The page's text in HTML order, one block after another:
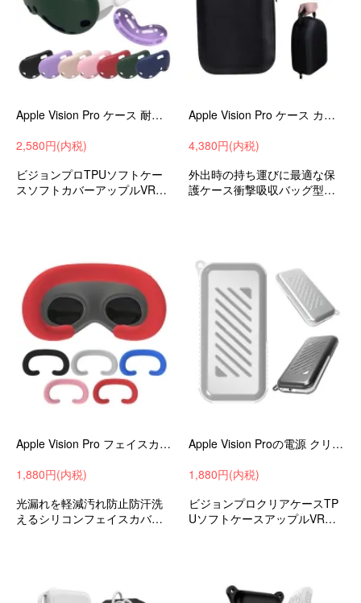
Apple Vision Pro ケース 耐衝撃 カバー TPU ソフトケース アップル VR / AR 耐衝撃ケース 耐衝撃カバー おすすめ エレガント
2,580円(内税)
ビジョンプロTPUソフトケー
スソフトカバーアップルVRケ
Apple Vision Pro ケース カバー 手提げ ポーチ ポータブル 硬質EVAポーチ 撥水 保護ケース 収納バッグ-SG-
4,380円(内税)
外出時の持ち運びに最適な保
護ケース衝撃吸収バッグ型保
Apple Vision Pro フェイスカバー フェイスクッションカバー シリコン アイマスクパッド アイマスク フェイスマスク
1,880円(内税)
光漏れを軽減汚れ防止防汗洗
えるシリコンフェイスカバー
Apple Vision Proの電源 クリアケース 耐衝撃 カバー クリア 透明 TPU ソフトケース アップル VR / AR 耐衝撃ケース
1,880円(内税)
ビジョンプロクリアケースTP
UソフトケースアップルVRケ